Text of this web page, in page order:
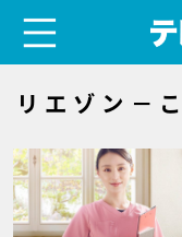
リエゾン－